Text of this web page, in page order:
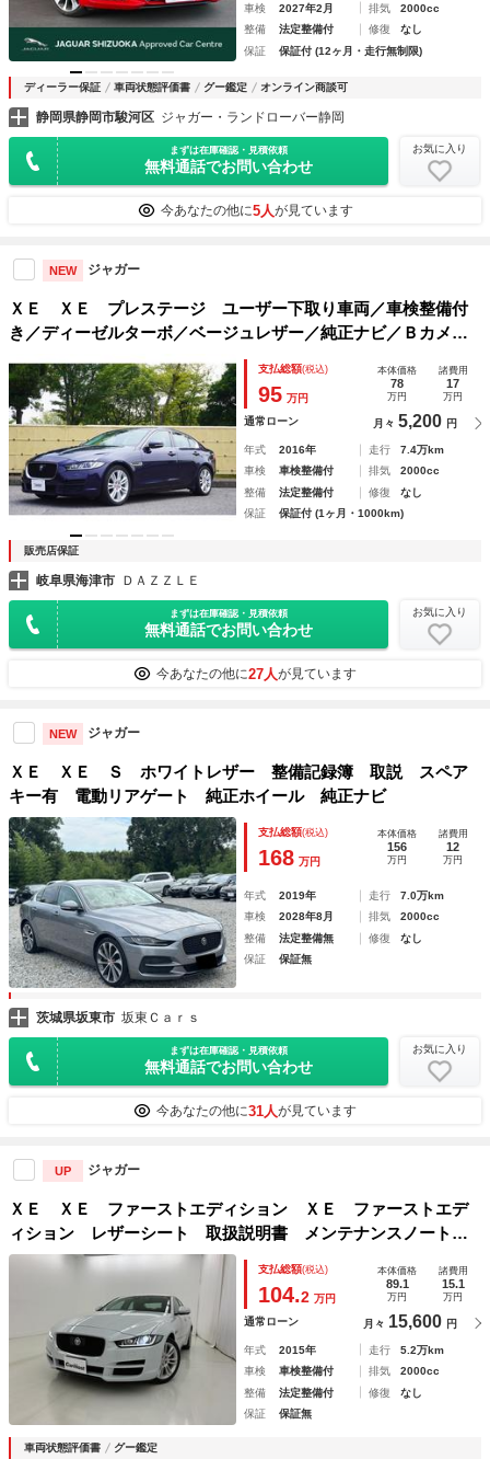
車検
2027年2月 排気
2000cc
整備
法定整備付 修復
なし
保証
保証付 (12ヶ月・走行無制限)
ディーラー保証 車両状態評価書 グー鑑定 オンライン商談可
静岡県静岡市駿河区 ジャガー・ランドローバー静岡
まずは在庫確認・見積依頼
無料通話でお問い合わせ
お気に入り
今あなたの他に5人が見ています
NEW ジャガー
ＸＥ ＸＥ プレステージ ユーザー下取り車両／車検整備付
き／ディーゼルターボ／ベージュレザー／純正ナビ／Ｂカメラ
／Ｂｌｕｅｔｏｏｔｈ／ＥＴＣ／シートヒーター／プシュスタ
ート／オートエアコン／電動格納ミラー／
支払総額(税込)
95 万円
本体価格
78
万円
諸費用
17
万円
通常ローン 月々 5,200 円
年式 2016年 走行
7.4万km
車検
車検整備付 排気
2000cc
整備
法定整備付 修復
なし
保証
保証付 (1ヶ月・1000km)
販売店保証
岐阜県海津市 ＤＡＺＺＬＥ
まずは在庫確認・見積依頼
無料通話でお問い合わせ
お気に入り
今あなたの他に27人が見ています
NEW ジャガー
ＸＥ ＸＥ Ｓ ホワイトレザー 整備記録簿 取説 スペア
キー有 電動リアゲート 純正ホイール 純正ナビ
支払総額(税込)
168 万円
本体価格
156
万円
諸費用
12
万円
年式 2019年 走行
7.0万km
車検
2028年8月 排気
2000cc
整備
法定整備無 修復
なし
保証
保証無
茨城県坂東市 坂東Ｃａｒｓ
まずは在庫確認・見積依頼
無料通話でお問い合わせ
お気に入り
今あなたの他に31人が見ています
UP ジャガー
ＸＥ ＸＥ ファーストエディション ＸＥ ファーストエデ
ィション レザーシート 取扱説明書 メンテナンスノート
ナビ バックモニター ドライブレコーダー ＥＴＣ 純正ア
支払総額(税込)
104.2 万円
本体価格
89.1
万円
諸費用
15.1
万円
通常ローン 月々 15,600 円
年式 2015年 走行
5.2万km
車検
車検整備付 排気
2000cc
整備
法定整備付 修復
なし
保証
保証無
車両状態評価書 グー鑑定